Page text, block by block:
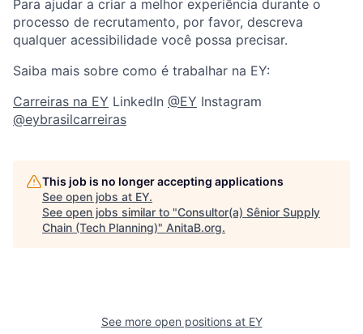
Para ajudar a criar a melhor experiência durante o
processo de recrutamento, por favor, descreva
qualquer acessibilidade você possa precisar.
Saiba mais sobre como é trabalhar na EY:
Carreiras na EY LinkedIn @EY Instagram
@eybrasilcarreiras
This job is no longer accepting applications
See open jobs at EY.
See open jobs similar to "Consultor(a) Sênior Supply
Chain (Tech Planning)" AnitaB.org.
See more open positions at EY